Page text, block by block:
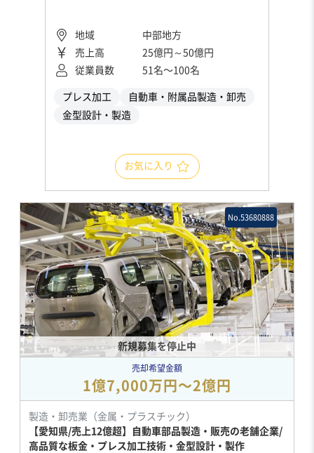
地域
中部地方
売上高
25億円～50億円
従業員数
51名〜100名
プレス加工
自動車・附属品製造・卸売
金型設計・製造
お気に入り
新規募集を停止中
No.53680888
売却希望金額
1億7,000万円〜2億円
製造・卸売業（金属・プラスチック）
【愛知県/売上12億超】自動車部品製造・販売の老舗企業/
高品質な板金・プレス加工技術・金型設計・製作